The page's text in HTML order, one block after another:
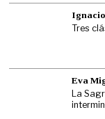
Tres
Eva
La